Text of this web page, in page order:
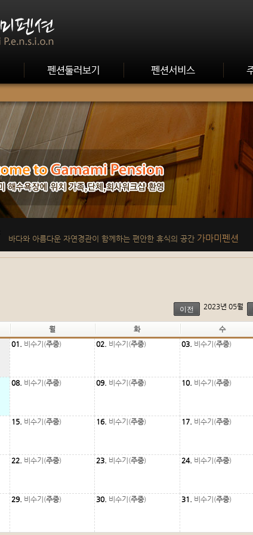
바다와 아름다운 자연경관이 함께하는 편안한 휴식의 공간 가마미펜션
이전 2023년 05월
월 화 수
01. 비수기(주중) 02. 비수기(주중) 03. 비수기(주중)
08. 비수기(주중) 09. 비수기(주중) 10. 비수기(주중)
15. 비수기(주중) 16. 비수기(주중) 17. 비수기(주중)
22. 비수기(주중) 23. 비수기(주중) 24. 비수기(주중)
29. 비수기(주중) 30. 비수기(주중) 31. 비수기(주중)